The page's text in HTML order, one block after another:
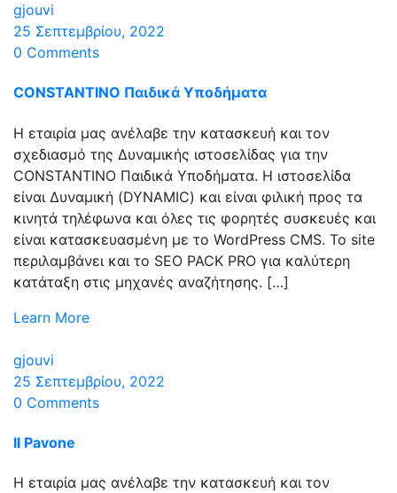
gjouvi
25 Σεπτεμβρίου, 2022
0 Comments
CONSTANTINO Παιδικά Υποδήματα
Η εταιρία μας ανέλαβε την κατασκευή και τον
σχεδιασμό της Δυναμικής ιστοσελίδας για την
CONSTANTINO Παιδικά Υποδήματα. Η ιστοσελίδα
είναι Δυναμική (DYNAMIC) και είναι φιλική προς τα
κινητά τηλέφωνα και όλες τις φορητές συσκευές και
είναι κατασκευασμένη με το WordPress CMS. Το site
περιλαμβάνει και το SEO PACK PRO για καλύτερη
κατάταξη στις μηχανές αναζήτησης. […]
Learn More
gjouvi
25 Σεπτεμβρίου, 2022
0 Comments
Il Pavone
Η εταιρία μας ανέλαβε την κατασκευή και τον